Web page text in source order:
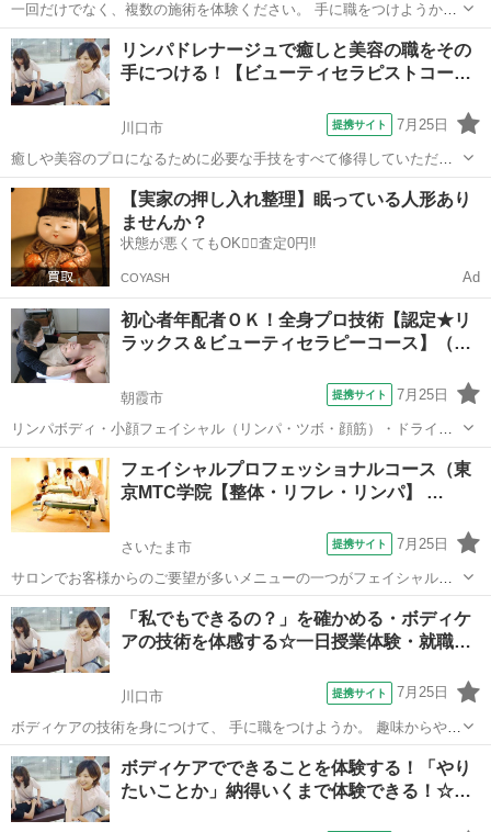
一回だけでなく、複数の施術を体験ください。 手に職をつけようか。
趣味からやってみようか。 期待と同時に湧いてくる不安を解消するた
めに、 リンパドレナージュや周辺の手技を、 一日を丸々使って、体験
します。 入学前から就...
埼玉 川口市 マッサージ
リンパドレナージュで癒しと美容の職をその
手につける！【ビューティセラピストコー…
川口市 提携サイト 7月25日
癒しや美容のプロになるために必要な手技をすべて修得していただけ
ます。 開業経験のある講師陣から、“本物の癒す技術”を学び、 開業や
就職に向けた技術と知識を修得できます。 以下、受講できる講義 ★実
技 リンパドレナージュ ...
埼玉 川口市 マッサージ
【実家の押し入れ整理】眠っている人形あり
ませんか？
状態が悪くてもOK🙆‍♀️査定0円‼️
COYASH Ad
初心者年配者ＯＫ！全身プロ技術【認定★リ
ラックス＆ビューティセラピーコース】（…
朝霞市 提携サイト 7月25日
リンパボディ・小顔フェイシャル（リンパ・ツボ・顔筋）・ドライヘ
ッド・ディープデコルテ むくみ取り美脚リンパなど 美と癒しにかか
せない人気の美容効果の高いセラピーを習得。 もちろん首肩コリ・腰
痛・眼精疲労もしっかり対応！ ...
埼玉 朝霞市 マッサージ
フェイシャルプロフェッショナルコース（東
京MTC学院【整体・リフレ・リンパ】 …
さいたま市 提携サイト 7月25日
サロンでお客様からのご要望が多いメニューの一つがフェイシャル。
既存のメニューに加えたい方はもちろん、 顔のくすみや肌トラブル改
善など、美肌を目指すすべての方に対応でき、 フェイシャルの基礎か
らしっかり学べるコースです。 ...
埼玉 さいたま市 マッサージ
「私でもできるの？」を確かめる・ボディケ
アの技術を体感する☆一日授業体験・就職…
川口市 提携サイト 7月25日
ボディケアの技術を身につけて、 手に職をつけようか。 趣味からやっ
てみようか。 期待と同時に湧いてくる不安を解消するために、 一日
丸々使って、体験します。 ■体験の一日の流れ■■■■■■■■■■■■■■■■■
①【施術...
埼玉 川口市 マッサージ
ボディケアでできることを体験する！「やり
たいことか」納得いくまで体験できる！☆…